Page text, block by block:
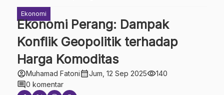
Ekonomi
Ekonomi Perang: Dampak
Konflik Geopolitik terhadap
Harga Komoditas
account_circleMuhamad Fatonicalendar_monthJum, 12 Sep 2025visibility140
comment0 komentar